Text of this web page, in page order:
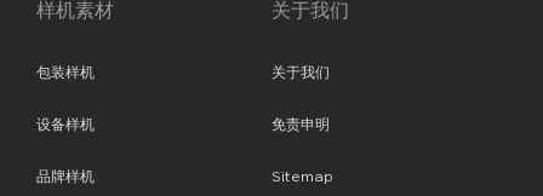
样机素材
包装样机
设备样机
品牌样机
关于我们
关于我们
免责申明
Sitemap